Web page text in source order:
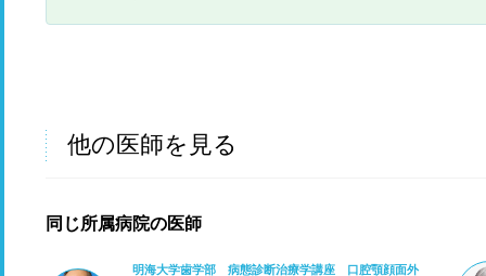
他の医師を見る
同じ所属病院の医師
明海大学歯学部 病態診断治療学講座 口腔顎顔面外